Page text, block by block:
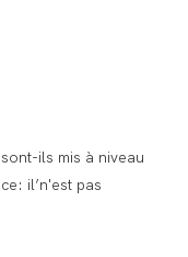
ils mis à niveau
il’n'est pas